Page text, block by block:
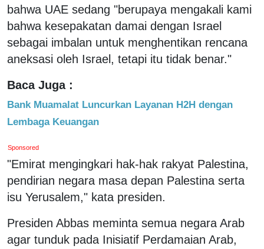
bahwa UAE sedang "berupaya mengakali kami
bahwa kesepakatan damai dengan Israel
sebagai imbalan untuk menghentikan rencana
aneksasi oleh Israel, tetapi itu tidak benar."
Baca Juga :
Bank Muamalat Luncurkan Layanan H2H dengan
Lembaga Keuangan
Sponsored
"Emirat mengingkari hak-hak rakyat Palestina,
pendirian negara masa depan Palestina serta
isu Yerusalem," kata presiden.
Presiden Abbas meminta semua negara Arab
agar tunduk pada Inisiatif Perdamaian Arab,